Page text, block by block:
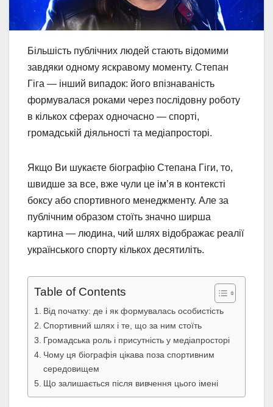
Більшість публічних людей стають відомими
завдяки одному яскравому моменту. Степан
Гіга — інший випадок: його впізнаваність
формувалася роками через послідовну роботу
в кількох сферах одночасно — спорті,
громадській діяльності та медіапросторі.
Якщо Ви шукаєте біографію Степана Гіги, то,
швидше за все, вже чули це ім’я в контексті
боксу або спортивного менеджменту. Але за
публічним образом стоїть значно ширша
картина — людина, чий шлях відображає реалії
українського спорту кількох десятиліть.
Table of Contents
Від початку: де і як формувалась особистість
Спортивний шлях і те, що за ним стоїть
Громадська роль і присутність у медіапросторі
Чому ця біографія цікава поза спортивним
середовищем
Що залишається після вивчення цього імені